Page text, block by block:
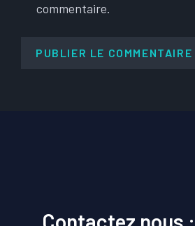
commentaire.